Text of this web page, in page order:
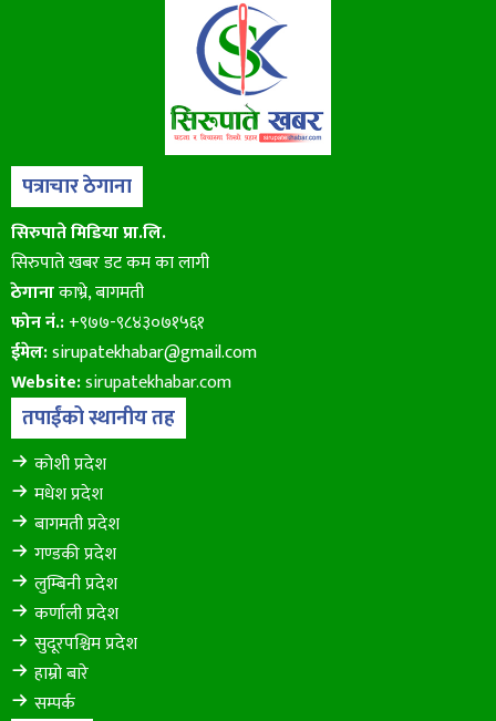
पत्राचार ठेगाना
सिरुपाते मिडिया प्रा.लि.
सिरुपाते खबर डट कम का लागी
ठेगानाकाभ्रे, बागमती
फोन नं.:+९७७-९८४३०७१५६१
ईमेल:sirupatekhabar@gmail.com
Website:sirupatekhabar.com
तपाईंको स्थानीय तह
कोशी प्रदेश
मधेश प्रदेश
बागमती प्रदेश
गण्डकी प्रदेश
लुम्बिनी प्रदेश
कर्णाली प्रदेश
सुदूरपश्चिम प्रदेश
हाम्रो बारे
सम्पर्क